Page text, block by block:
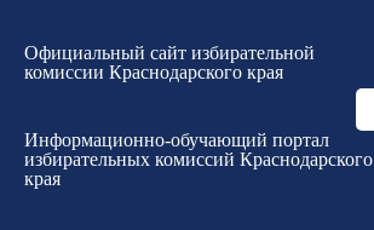
Официальный сайт избирательной
комиссии Краснодарского края
Информационно-обучающий портал
избирательных комиссий Краснодарского
края